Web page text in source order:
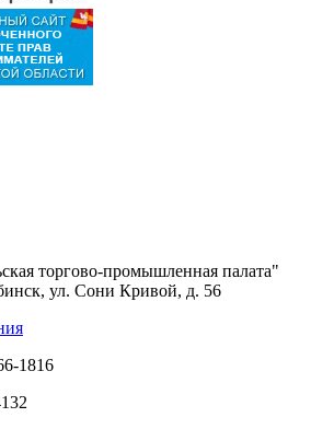
торгово-промышленная палата"
ул. Сони Кривой, д. 56
1816